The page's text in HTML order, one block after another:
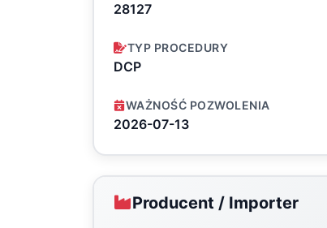
28127
TYP PROCEDURY
DCP
WAŻNOŚĆ POZWOLENIA
2026-07-13
Producent / Importer